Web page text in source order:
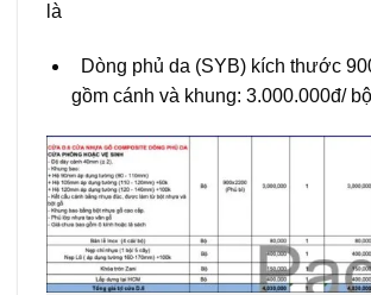
là
Dòng phủ da (SYB) kích thước
gồm cánh và khung: 3.000.000đ/ bộ